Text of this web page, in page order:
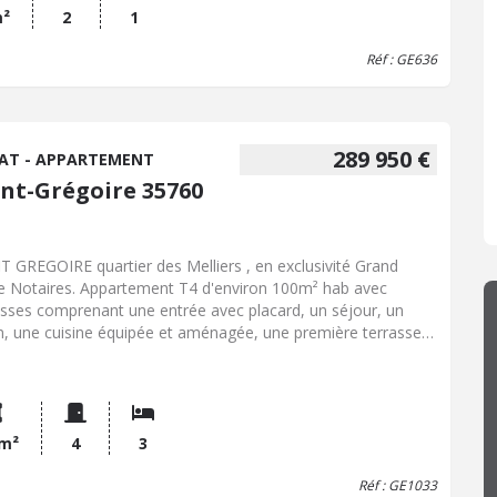
2 1
Réf : GE636
289 950 €
- APPARTEMENT
Grégoire 35760
GREGOIRE quartier des Melliers , en exclusivité Grand
Notaires. Appartement T4 d'environ 100m² hab avec
comprenant une entrée avec placard, un séjour, un
une cuisine équipée et aménagée, une première terrasse
un WC, une SDB, 3 chambres dont 1 avec placard et une
terrasse d'environ 40m². Parking en sous-sol fermé.
intérieurs à prévoir, ravalement réalisé en 2023,
est exposé sont disponibles sur le site Géorisques : www.
4 3
Réf : GE1033